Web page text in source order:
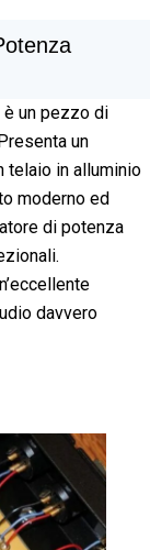
un pezzo di
un
telaio in alluminio
moderno ed
di potenza
davvero